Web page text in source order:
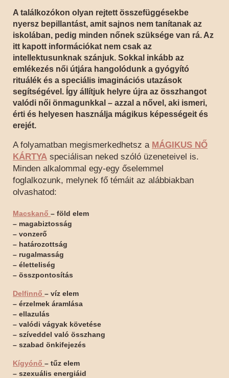
A találkozókon olyan rejtett összefüggésekbe
nyersz bepillantást, amit sajnos nem tanítanak az
iskolában, pedig minden nőnek szüksége van rá. Az
itt kapott információkat nem csak az
intellektusunknak szánjuk. Sokkal inkább az
emlékezés női útjára hangolódunk a gyógyító
rituálék és a speciális imaginációs utazások
segítségével. Így állítjuk helyre újra az összhangot
valódi női önmagunkkal – azzal a nővel, aki ismeri,
érti és helyesen használja mágikus képességeit és
erejét.
A folyamatban megismerkedhetsz a MÁGIKUS NŐ
KÁRTYA speciálisan neked szóló üzeneteivel is.
Minden alkalommal egy-egy őselemmel
foglalkozunk, melynek fő témáit az alábbiakban
olvashatod:
Macskanő – föld elem
– magabiztosság
– vonzerő
– határozottság
– rugalmasság
– életteliség
– összpontosítás
Delfinnő – víz elem
– érzelmek áramlása
– ellazulás
– valódi vágyak követése
– szíveddel való összhang
– szabad önkifejezés
Kígyónő – tűz elem
– szexuális energiáid